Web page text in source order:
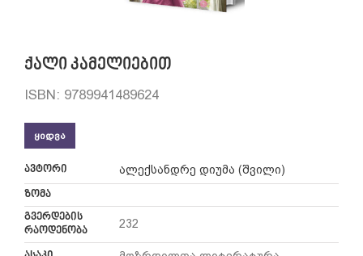
ქალი კამელიებით
ISBN: 9789941489624
ᲧᲘᲓᲕᲐ
ავტორი
ალექსანდრე დიუმა (შვილი)
ზომა
გვერდების
რაოდენობა
232